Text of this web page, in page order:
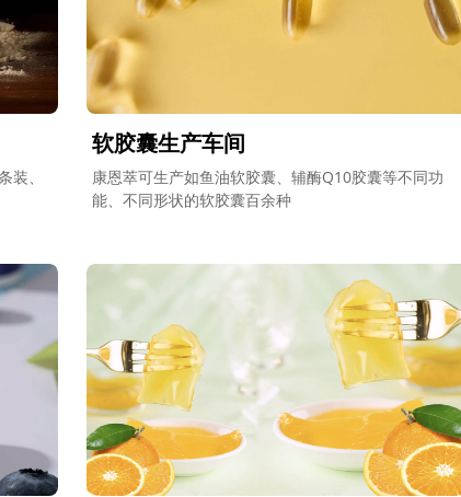
、
软胶囊生产车间
康恩萃可生产如鱼油软胶囊、辅酶Q10胶囊等不同功
能、不同形状的软胶囊百余种